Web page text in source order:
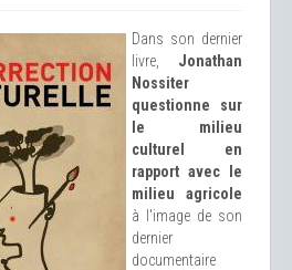
Dans son dernier
livre, Jonathan
Nossiter
questionne sur
le milieu
culturel en
rapport avec le
milieu agricole
à l'image de son
dernier
documentaire